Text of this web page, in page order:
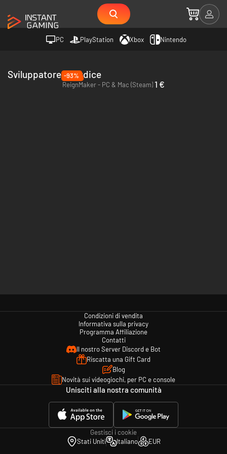
PC PlayStation Xbox Nintendo
Sviluppatore Frogdice
-93%
ReignMaker - PC & Mac (Steam)1 €
Condizioni di vendita
Informativa sulla privacy
Programma Affiliazione
Contatti
Il nostro Server Discord e Bot
Riscatta una Gift Card
Blog
Novità sui videogiochi, per PC e console
Unisciti alla nostra comunità
Gestisci i cookie
Stati Uniti
Italiano EUR